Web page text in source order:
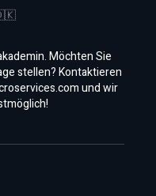
Möchten Sie
stellen? Kontaktieren
und wir